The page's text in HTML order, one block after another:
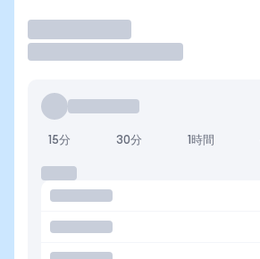
15分 30分 1時間